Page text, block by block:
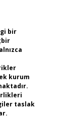
bir
kurum
taslak